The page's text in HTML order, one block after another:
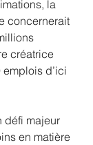
la
concernerait
créatrice
emplois d’ici
défi majeur
en matière